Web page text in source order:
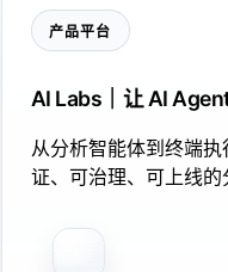
产品平台
AI Labs｜让 AI
从分析智能体到终端
证、可治理、可上线的